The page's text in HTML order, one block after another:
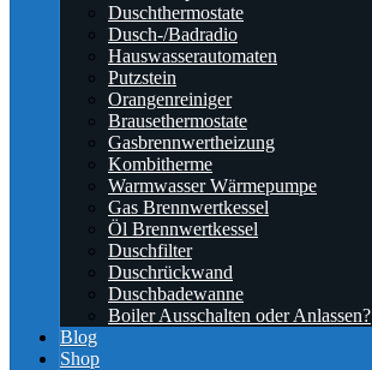
Duschthermostate
Dusch-/Badradio
Hauswasserautomaten
Putzstein
Orangenreiniger
Brausethermostate
Gasbrennwertheizung
Kombitherme
Warmwasser Wärmepumpe
Gas Brennwertkessel
Öl Brennwertkessel
Duschfilter
Duschrückwand
Duschbadewanne
Boiler Ausschalten oder Anlassen?
Blog
Shop